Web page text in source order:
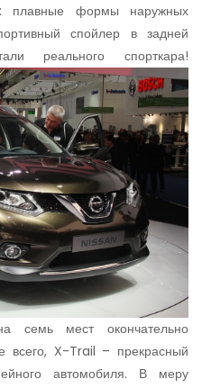
плавные формы наружных
спойлер в задней
реального спорткара!
семь мест окончательно
всего, X-Trail – прекрасный
автомобиля. В меру